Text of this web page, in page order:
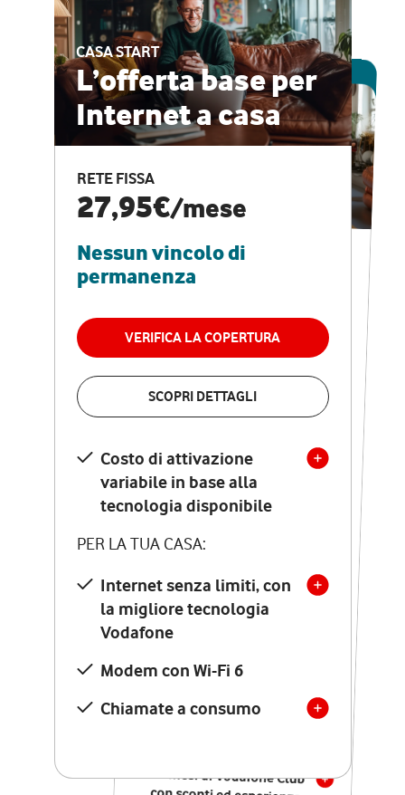
CASA START
L’offerta base per
Internet a casa
RETE FISSA
27,95€/mese
Nessun vincolo di
permanenza
VERIFICA LA COPERTURA
SCOPRI DETTAGLI
Costo di attivazione
variabile in base alla
tecnologia disponibile
PER LA TUA CASA:
Internet senza limiti, con
la migliore tecnologia
Vodafone
Modem con Wi-Fi 6
Chiamate a consumo
ESCLUSIVA ONLINE
CASA PRO
Internet veloce e
vantaggi speciali
RETE FISSA + VODAFONE CLUB
29,95€
permanenza
VERIFICA LA COPERTURA
Costo di attivazione
variabile in base alla
tecnologia disponibile
PER LA TUA CASA:
Internet senza limiti, con
la migliore tecnologia
Vodafone
Modem Seven con Wi-Fi 7
Chiamate illimitate verso
numeri fissi e mobili
nazionali
12 mesi di Vodafone Club
con sconti ed esperienze
esclusive, poi si disattiva